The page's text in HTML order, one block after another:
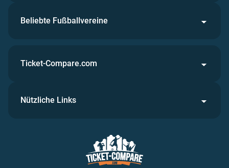
Beliebte Fußballvereine
Ticket-Compare.com
Nützliche Links